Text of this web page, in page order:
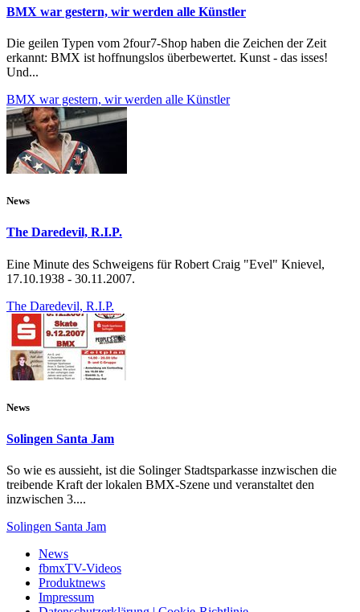
BMX war gestern, wir werden alle Künstler
Die geilen Typen vom 2four7-Shop haben die Zeichen der Zeit
erkannt: BMX ist hoffnungslos überbewertet. Kunst - das isses!
Und...
BMX war gestern, wir werden alle Künstler
News
The Daredevil, R.I.P.
Eine Minute des Schweigens für Robert Craig "Evel" Knievel,
17.10.1938 - 30.11.2007.
The Daredevil, R.I.P.
News
Solingen Santa Jam
So wie es aussieht, ist die Solinger Stadtsparkasse inzwischen die
treibende Kraft der lokalen BMX-Szene und veranstaltet den
inzwischen 3....
Solingen Santa Jam
News
fbmxTV-Videos
Produktnews
Impressum